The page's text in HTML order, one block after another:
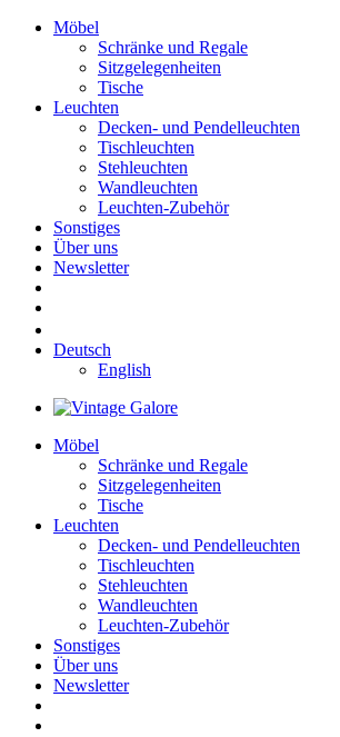
Möbel
Schränke und Regale
Sitzgelegenheiten
Tische
Leuchten
Decken- und Pendelleuchten
Tischleuchten
Stehleuchten
Wandleuchten
Leuchten-Zubehör
Sonstiges
Über uns
Newsletter
Deutsch
English
Möbel
Schränke und Regale
Sitzgelegenheiten
Tische
Leuchten
Decken- und Pendelleuchten
Tischleuchten
Stehleuchten
Wandleuchten
Leuchten-Zubehör
Sonstiges
Über uns
Newsletter